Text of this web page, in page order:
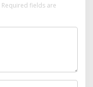
Required fields are